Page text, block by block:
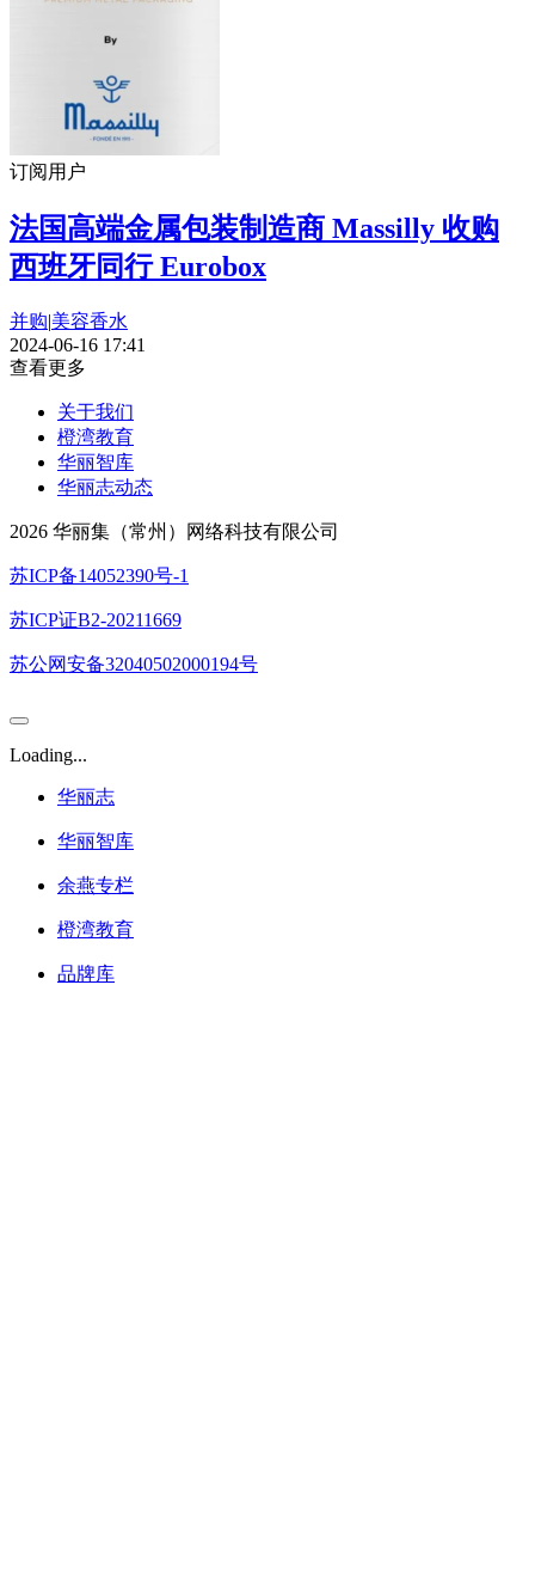
订阅用户
法国高端金属包装制造商 Massilly 收购
西班牙同行 Eurobox
并购|美容香水
2024-06-16 17:41
查看更多
关于我们
橙湾教育
华丽智库
华丽志动态
2026 华丽集（常州）网络科技有限公司
苏ICP备14052390号-1
苏ICP证B2-20211669
苏公网安备32040502000194号
Loading...
华丽志
华丽智库
余燕专栏
橙湾教育
品牌库